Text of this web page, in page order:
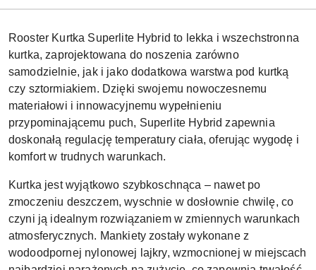
Rooster Kurtka Superlite Hybrid to lekka i wszechstronna
kurtka, zaprojektowana do noszenia zarówno
samodzielnie, jak i jako dodatkowa warstwa pod kurtką
czy sztormiakiem. Dzięki swojemu nowoczesnemu
materiałowi i innowacyjnemu wypełnieniu
przypominającemu puch, Superlite Hybrid zapewnia
doskonałą regulację temperatury ciała, oferując wygodę i
komfort w trudnych warunkach.
Kurtka jest wyjątkowo szybkoschnąca – nawet po
zmoczeniu deszczem, wyschnie w dosłownie chwilę, co
czyni ją idealnym rozwiązaniem w zmiennych warunkach
atmosferycznych. Mankiety zostały wykonane z
wodoodpornej nylonowej lajkry, wzmocnionej w miejscach